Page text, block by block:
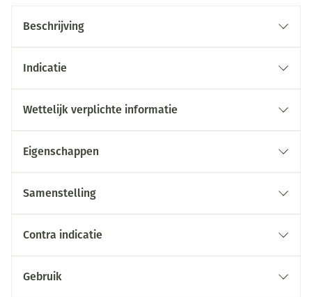
Beschrijving
Indicatie
Wettelijk verplichte informatie
Eigenschappen
Samenstelling
Contra indicatie
Gebruik